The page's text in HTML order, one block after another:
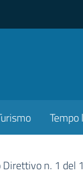
Tempo
Direttivo n. 1